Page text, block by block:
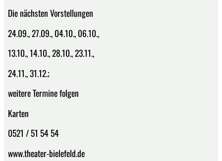
Die nächsten Vorstellungen
24.09., 27.09., 04.10., 06.10.,
13.10., 14.10., 28.10., 23.11.,
24.11., 31.12.;
weitere Termine folgen
Karten
0521 / 51 54 54
www.theater-bielefeld.de